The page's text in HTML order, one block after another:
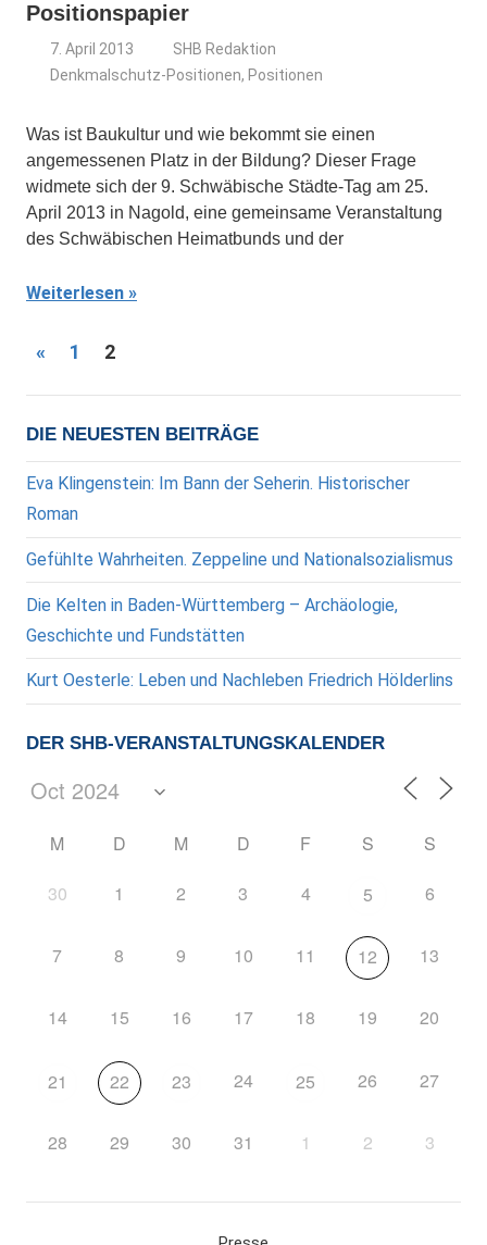
Positionspapier
7. April 2013
SHB Redaktion
Denkmalschutz-Positionen, Positionen
Was ist Baukultur und wie bekommt sie einen
angemessenen Platz in der Bildung? Dieser Frage
widmete sich der 9. Schwäbische Städte-Tag am 25.
April 2013 in Nagold, eine gemeinsame Veranstaltung
des Schwäbischen Heimatbunds und der
Weiterlesen
Seitennummerierung
der
Beiträge
« Vorherige
1 2
DIE NEUESTEN BEITRÄGE
Eva Klingenstein: Im Bann der Seherin. Historischer
Roman
Gefühlte Wahrheiten. Zeppeline und Nationalsozialismus
Die Kelten in Baden-Württemberg – Archäologie,
Geschichte und Fundstätten
Kurt Oesterle: Leben und Nachleben Friedrich Hölderlins
DER SHB-VERANSTALTUNGSKALENDER
M D M D F S S
30 1 2 3 4 5 6
7 8 9 10 11 12 13
14 15 16 17 18 19 20
21 22 23 24 25 26 27
28 29 30 31 1 2 3